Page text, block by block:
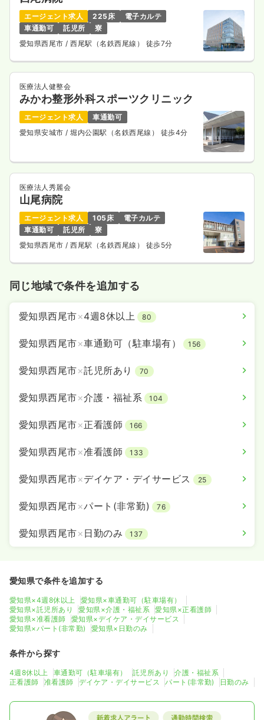
エージェント求人 225床
電子カルテ
車通勤可
託児所
寮
愛知県西尾市/ 西尾駅（名鉄西尾線） 徒歩7分
医療法人健整会
みかわ整形外科スポーツクリニック
エージェント求人
車通勤可
愛知県安城市 / 堀内公園駅（名鉄西尾線） 徒歩4分
医療法人秀麗会
山尾病院
エージェント求人 105床
電子カルテ
車通勤可
託児所
寮
愛知県西尾市/ 西尾駅（名鉄西尾線） 徒歩5分
同じ地域で条件を追加する
愛知県西尾市×4週8休以上 80
愛知県西尾市×車通勤可（駐車場有） 156
愛知県西尾市×託児所あり 70
愛知県西尾市×介護・福祉系 104
愛知県西尾市×正看護師 166
愛知県西尾市×准看護師 133
愛知県西尾市×デイケア・デイサービス 25
愛知県西尾市×パート(非常勤) 76
愛知県西尾市× 日勤のみ 137
愛知県で条件を追加する
愛知県×4週8休以上
愛知県×車通勤可（駐車場有）
愛知県×託児所あり
愛知県×介護・福祉系
愛知県×正看護師
愛知県×准看護師
愛知県×デイケア・デイサービス
愛知県×パート(非常勤)
愛知県×日勤のみ
条件から探す
4週8休以上 車通勤可（駐車場有） 託児所あり
介護・福祉系
正看護師
准看護師 デイケア・デイサービス パート(非常勤) 日勤のみ